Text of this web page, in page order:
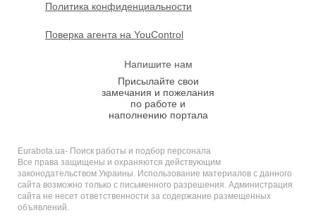
Политика конфиденциальности
Поверка агента на YouControl
Напишите нам
Присылайте свои
замечания и пожелания
по работе и
наполнению портала
Eurabota.ua- Поиск работы и подбор персонала
Все права защищены и охраняются действующим
законодательством Украины. Использование материалов с данного
сайта возможно только с письменного разрешения. Администрация
сайта не несет ответственности за содержание размещенных
объявлений.